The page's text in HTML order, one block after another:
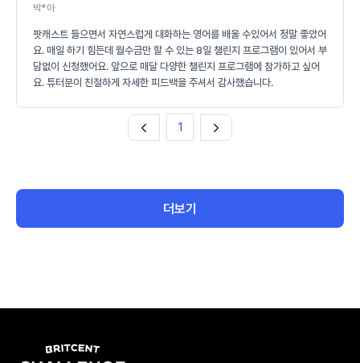
박*아
팟캐스트 들으면서 자연스럽게 대화하는 영어를 배울 수있어서 정말 좋았어
요. 매일 하기 힘든데 월수금만 할 수 있는 8일 챌린지 프로그램이 있어서 부
담없이 신청했어요. 앞으로 매달 다양한 챌린지 프로그램에 참가하고 싶어
요. 튜터분이 친절하게 자세한 피드백을 주셔서 감사했습니다.
1
더보기